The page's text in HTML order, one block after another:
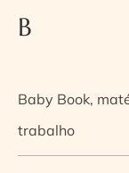
B
Baby Book,
trabalho